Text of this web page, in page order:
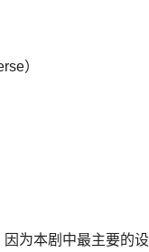
）
为本剧中最主要的